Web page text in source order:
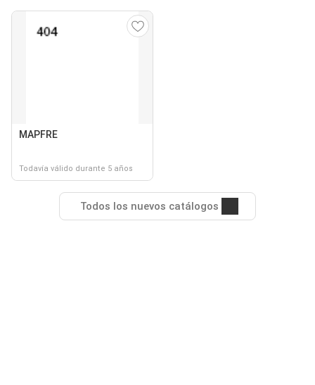
MAPFRE
Todavía válido durante 5 años
Todos los nuevos catálogos